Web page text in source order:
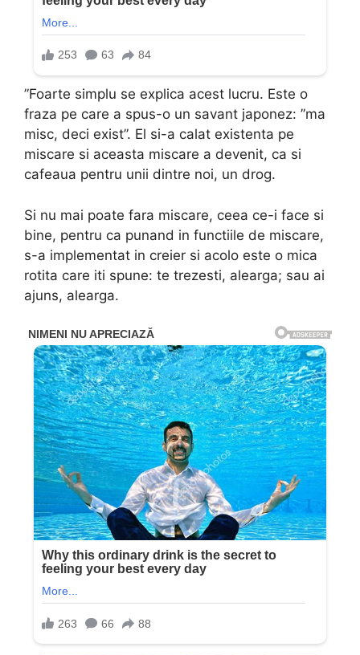
”Foarte simplu se explica acest lucru. Este o
fraza pe care a spus-o un savant japonez: ”ma
misc, deci exist”. El si-a calat existenta pe
miscare si aceasta miscare a devenit, ca si
cafeaua pentru unii dintre noi, un drog.
Si nu mai poate fara miscare, ceea ce-i face si
bine, pentru ca punand in functiile de miscare,
s-a implementat in creier si acolo este o mica
rotita care iti spune: te trezesti, alearga; sau ai
ajuns, alearga.